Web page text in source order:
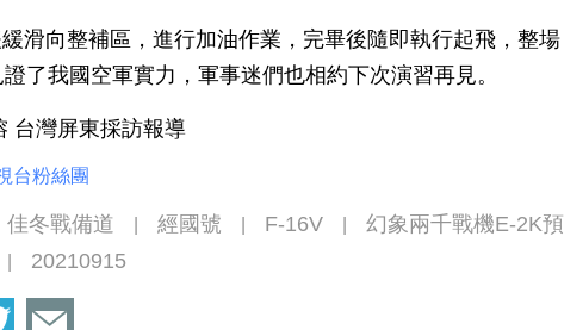
滑向整補區，進行加油作業，完畢後隨即執行起飛，整場
了我國空軍實力，軍事迷們也相約下次演習再見。
台灣屏東採訪報導
台粉絲團
佳冬戰備道 經國號 F-16V
幻象兩千戰機E-2K預
20210915